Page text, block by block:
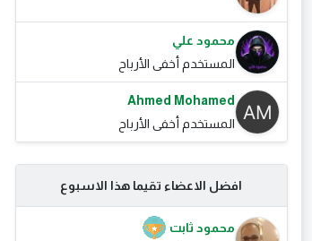
محمود علي
المستخدم أخفى الأرباح
Ahmed Mohamed
المستخدم أخفى الأرباح
افضل الاعضاء تقيما هذا الاسبوع
محمود ثابت